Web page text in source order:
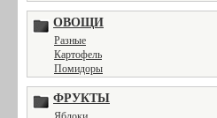
ОВОЩИ
Разные
Картофель
Помидоры
ФРУКТЫ